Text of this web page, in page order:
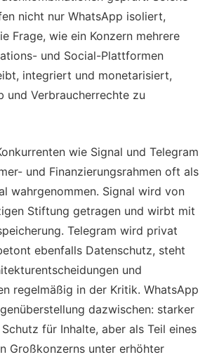
nicht nur WhatsApp isoliert,
Frage, wie ein Konzern mehrere
und Social-Plattformen
integriert und monetarisiert,
und Verbraucherrechte zu
wie Signal und Telegram
und Finanzierungsrahmen oft als
wahrgenommen. Signal wird von
Stiftung getragen und wirbt mit
Telegram wird privat
ebenfalls Datenschutz, steht
und
regelmäßig in der Kritik. WhatsApp
dazwischen: starker
für Inhalte, aber als Teil eines
Großkonzerns unter erhöhter